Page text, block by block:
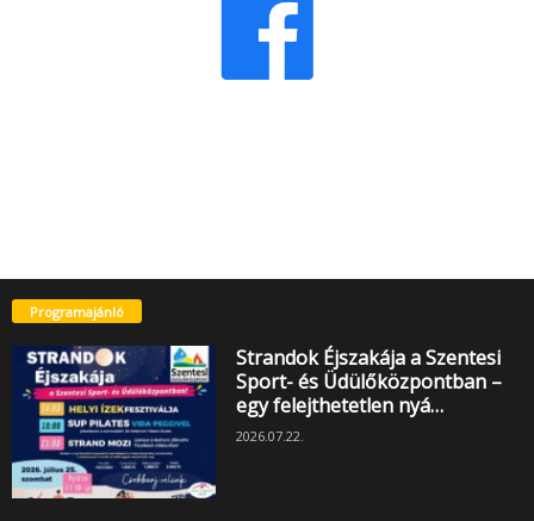
Programajánló
Strandok Éjszakája a Szentesi
Sport- és Üdülőközpontban –
egy felejthetetlen nyá…
2026.07.22.